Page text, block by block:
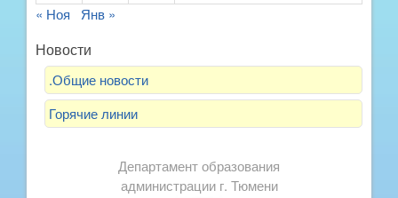
« Ноя
Янв »
Новости
.Общие новости
Горячие линии
Департамент образования
администрации г. Тюмени